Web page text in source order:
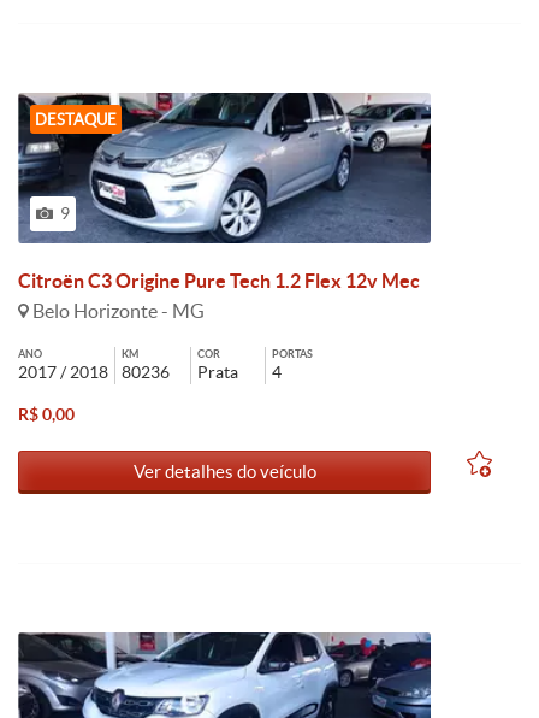
DESTAQUE
9
Citroën C3 Origine Pure Tech 1.2 Flex 12v Mec
Belo Horizonte - MG
ANO
2017 / 2018
KM
80236
COR
Prata
PORTAS
4
R$ 0,00
Ver detalhes do veículo